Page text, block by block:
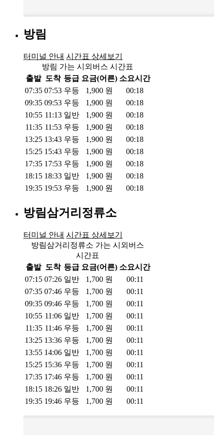
방림
터미널 안내 시간표 상세보기
방림 가는 시외버스 시간표
출발 도착 등급 요금(어른) 소요시간
07:35 07:53 우등 1,900 원
00:18
09:35 09:53 우등 1,900 원
00:18
10:55 11:13 일반 1,900 원
00:18
11:35 11:53 우등 1,900 원
00:18
13:25 13:43 우등 1,900 원
00:18
15:25 15:43 우등 1,900 원
00:18
17:35 17:53 우등 1,900 원
00:18
18:15 18:33 일반 1,900 원
00:18
19:35 19:53 우등 1,900 원 00:18
방림삼거리정류소
터미널 안내 시간표 상세보기
방림삼거리정류소 가는 시외버스
시간표
출발 도착 등급 요금(어른) 소요시간
07:15 07:26 일반 1,700 원
00:11
07:35 07:46 우등 1,700 원
00:11
09:35 09:46 우등 1,700 원
00:11
10:55 11:06 일반 1,700 원
00:11
11:35 11:46 우등 1,700 원
00:11
13:25 13:36 우등 1,700 원
00:11
13:55 14:06 일반 1,700 원
00:11
15:25 15:36 우등 1,700 원
00:11
17:35 17:46 우등 1,700 원
00:11
18:15 18:26 일반 1,700 원
00:11
19:35 19:46 우등 1,700 원 00:11